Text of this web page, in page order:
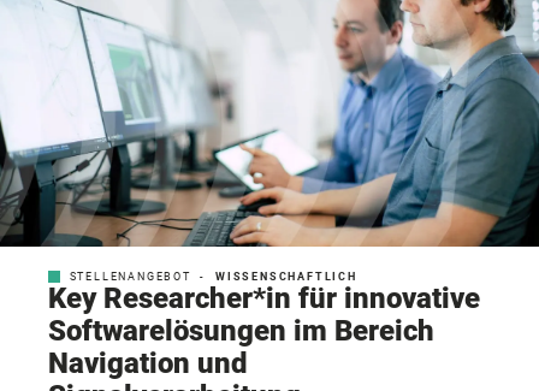
STELLENANGEBOT - WISSENSCHAFTLICH
Key Researcher*in für innovative
Softwarelösungen im Bereich
Navigation und